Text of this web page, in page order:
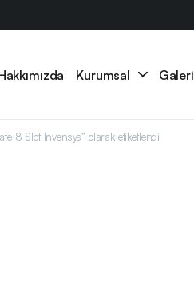
Kurumsal Galeri
8 Slot Invensys” olarak etiketlendi